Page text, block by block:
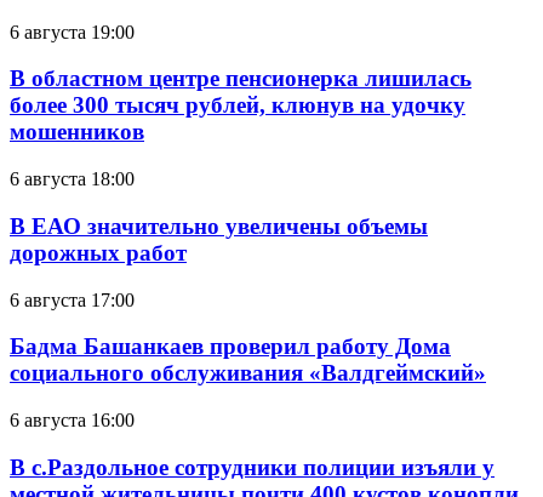
6 августа 19:00
В областном центре пенсионерка лишилась
более 300 тысяч рублей, клюнув на удочку
мошенников
6 августа 18:00
В ЕАО значительно увеличены объемы
дорожных работ
6 августа 17:00
Бадма Башанкаев проверил работу Дома
социального обслуживания «Валдгеймский»
6 августа 16:00
В с.Раздольное сотрудники полиции изъяли у